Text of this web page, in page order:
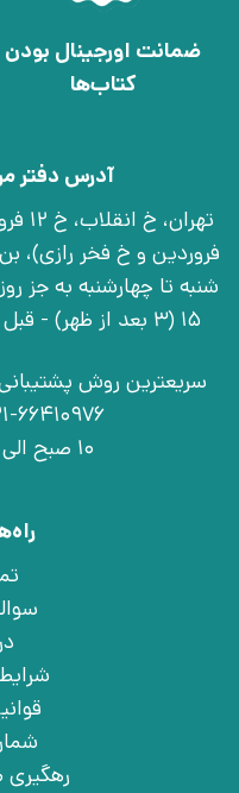
ضمانت اورجینال بودن
کتاب‌ها
آدرس دفتر
15 (3 بعد از ظهر) - قبل از تشریف آوردن تماس بگیرید
سریعترین روش
021-66410976 | 09030925756
10 صبح الی 15 (3 بعد از ظهر)